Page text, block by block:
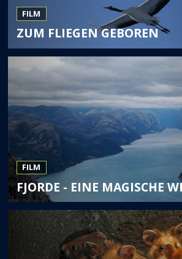
FILM
ZUM FLIEGEN GEBOREN
FILM
FJORDE - EINE MAGISCHE